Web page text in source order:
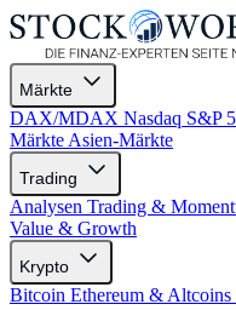
Märkte
DAX/MDAX Nasdaq S&P
Märkte Asien-Märkte
Trading
Analysen Trading &
Value & Growth
Krypto
Bitcoin Ethereum & Altcoins